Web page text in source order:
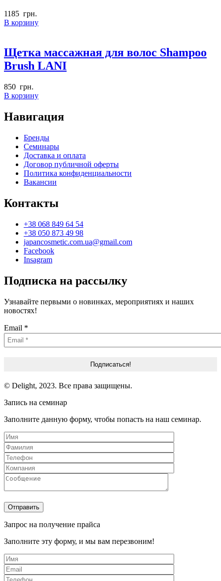
1185 грн.
В корзину
Щетка массажная для волос Shampoo
Brush LANI
850 грн.
В корзину
Навигация
Бренды
Семинары
Доставка и оплата
Договор публичной оферты
Политика конфиденциальности
Вакансии
Контакты
+38 068 849 64 54
+38 050 873 49 98
japancosmetic.com.ua@gmail.com
Facebook
Insagram
Подписка на рассылку
Узнавайте первыми о новинках, мероприятиях и наших
новостях!
Email *
© Delight, 2023. Все права защищены.
Запись на семинар
Заполните данную форму, чтобы попасть на наш семинар.
Запрос на получение прайса
Заполните эту форму, и мы вам перезвоним!